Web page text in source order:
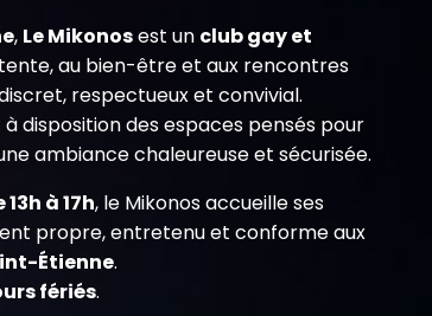
, Le Mikonosest un club gay et
au bien-être et aux rencontres
respectueux et convivial.
disposition des espaces pensés pour
ambiance chaleureuse et sécurisée.
à 17h, le Mikonos accueille ses
propre, entretenu et conforme aux
Étienne.
fériés.